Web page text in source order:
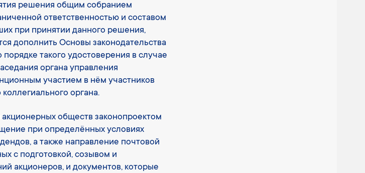
решения общим собранием
ответственностью и составом
при принятии данного решения,
дополнить Основы законодательства
такого удостоверения в случае
органа управления
участием в нём участников
органа.
обществ законопроектом
при определённых условиях
а также направление почтовой
с подготовкой, созывом и
акционеров, и документов, которые